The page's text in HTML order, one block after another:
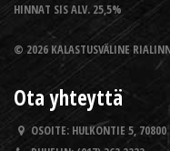
HINNAT SIS ALV. 25,5%
© 2026 KALASTUSVÄLINE
Ota yhteyttä
OSOITE: HULKONTIE 5, 70800